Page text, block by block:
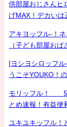
供部屋おじさんヒ
げMAX！デカいは
アキヨッフル-！
（子ども部屋おば
[ヨシヨシロッフ
うこそYOUKO！
モリッフル！ 50
とめ速報！有益
ユキユキッフル！